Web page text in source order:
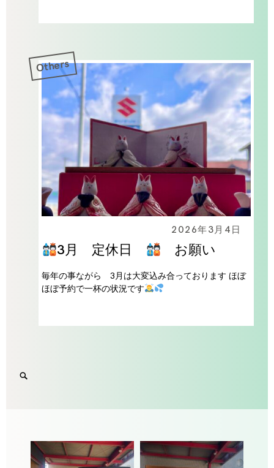
2026年3月4日
3月 定休日 お願い
毎年の事ながら 3月は大変込み合っております ほぼ
ほぼ予約で一杯の状況です
Others
Search